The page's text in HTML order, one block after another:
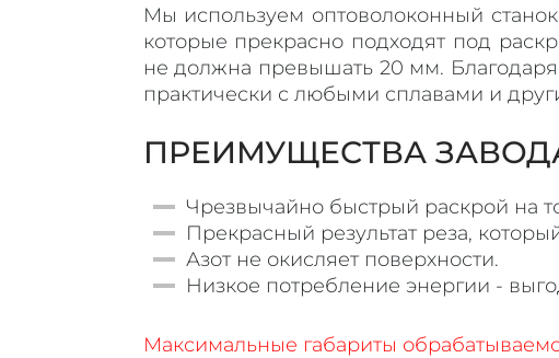
Мы используем оптоволоконный
которые прекрасно подходят под
не должна превышать 20 мм.
практически с любыми сплавами и
ПРЕИМУЩЕСТВА
Чрезвычайно быстрый раскрой на
Прекрасный результат реза,
Азот не окисляет поверхности.
Низкое потребление энергии -
Максимальные габариты